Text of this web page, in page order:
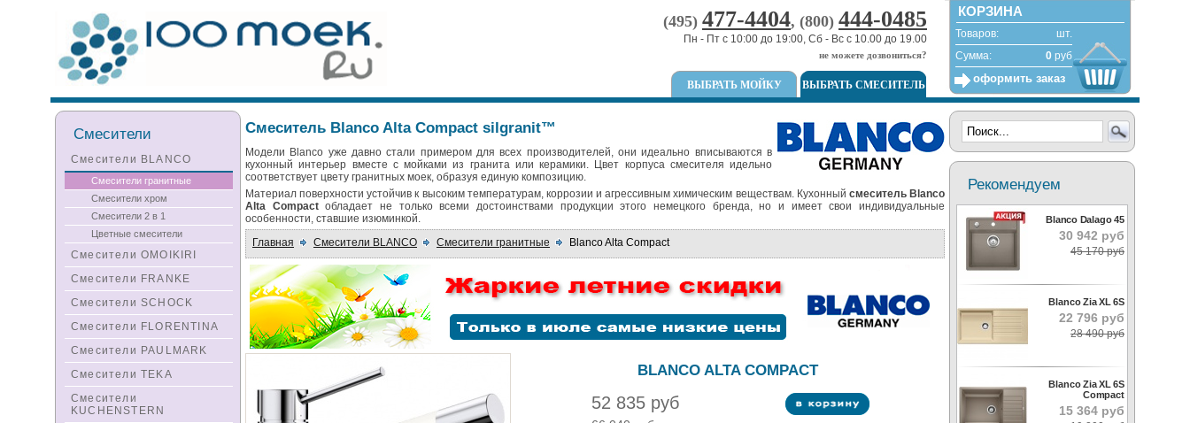
Смеситель Blanco Alta Compact silgranit™
Модели Blanco уже давно стали примером для всех производителей, они идеально вписываются в
кухонный интерьер вместе с мойками из гранита или керамики. Цвет корпуса смесителя идельно
соответствует цвету гранитных моек, образуя единую композицию.
Материал поверхности устойчив к высоким температурам, коррозии и агрессивным химическим веществам. Кухонный смеситель Blanco
Alta Compactобладает не только всеми достоинствами продукции этого немецкого бренда, но и имеет свои индивидуальные
особенности, ставшие изюминкой.
Главная
Смесители BLANCO Смесители гранитные Blanco Alta Compact
BLANCO ALTA COMPACT
52 835 руб
Смесители
Смесители BLANCO
Смесители гранитные
Смесители хром
Смесители 2 в 1
Цветные смесители
Смесители OMOIKIRI
Смесители FRANKE
Смесители SCHOCK
Смесители FLORENTINA
Смесители PAULMARK
Смесители TEKA
Смесители
KUCHENSTERN
Рекомендуем
Blanco Dalago 45
30 942 руб
45 170 руб
Blanco Zia XL 6S
22 796 руб
28 490 руб
Blanco Zia XL 6S
Compact
15 364 руб
(495) 477-4404, (800) 444-0485
Пн - Пт с 10:00 до 19:00, Сб - Вс с 10.00 до 19.00
не можете дозвониться?
КОРЗИНА
Товаров:
шт.
Сумма:
0руб
оформить заказ
ВЫБРАТЬ СМЕСИТЕЛЬ
ВЫБРАТЬ МОЙКУ